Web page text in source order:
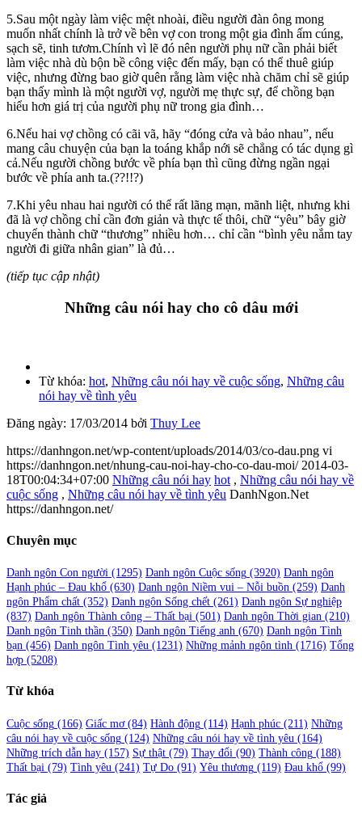
5.Sau một ngày làm việc mệt nhoài, điều người đàn ông mong
muốn nhất chính là trở về bên vợ con trong một gia đình ấm cúng,
sạch sẽ, tinh tươm.Chính vì lẽ đó nên người phụ nữ cần phải biết
làm việc nhà dù bộn bề công việc đến mấy, bạn có thể thuê giúp
việc, nhưng đừng bao giờ quên rằng làm việc nhà chăm chỉ sẽ giúp
bạn thấy mình là một người vợ, người mẹ thực sự, để chồng bạn
hiểu hơn giá trị của người phụ nữ trong gia đình…
6.Nếu hai vợ chồng có cãi vã, hãy “đóng cửa và bảo nhau”, nếu
mang câu chuyện của bạn la toáng khắp nới sẽ chẳng có tác dụng gì
cả.Nếu người chồng bước về phía bạn thì cũng đừng ngần ngại
bước về phía anh ta.(??!!?)
7.Khi yêu nhau hai người có thể rất lãng mạn, mãnh liệt, nhưng khi
đã là vợ chồng chỉ cần đơn giản và thực tế thôi, chữ “yêu” bây giờ
chuyển thành chữ “thương” nhiều hơn… chỉ cần “bình yêu nắm tay
người đi giữa nhân gian” là đủ…
(tiếp tục cập nhật)
Những câu nói hay cho cô dâu mới
Từ khóa: hot, Những câu nói hay về cuộc sống, Những câu
nói hay về tình yêu
Đăng ngày: 17/03/2014 bởi Thuy Lee
https://danhngon.net/wp-content/uploads/2014/03/co-dau.png vi
https://danhngon.net/nhung-cau-noi-hay-cho-co-dau-moi/ 2014-03-
18T00:04:34+07:00 Những câu nói hay hot , Những câu nói hay về
cuộc sống , Những câu nói hay về tình yêu DanhNgon.Net
https://danhngon.net/
Chuyên mục
Danh ngôn Con người (1295) Danh ngôn Cuộc sống (3920) Danh ngôn
Hạnh phúc – Đau khổ (630) Danh ngôn Niềm vui – Nỗi buồn (259) Danh
ngôn Phẩm chất (352) Danh ngôn Sống chết (261) Danh ngôn Sự nghiệp
(837) Danh ngôn Thành công – Thất bại (501) Danh ngôn Thời gian (210)
Danh ngôn Tinh thần (350) Danh ngôn Tiếng anh (670) Danh ngôn Tình
bạn (456) Danh ngôn Tình yêu (1231) Những mảnh ngôn tình (1716) Tổng
hợp (5208)
Từ khóa
Cuộc sống (166) Giấc mơ(84) Hành động (114) Hạnh phúc (211) Những
câu nói hay về cuộc sống (124) Những câu nói hay về tình yêu (164)
Những trích dẫn hay (157) Sự thật (79) Thay đổi (90) Thành công (188)
Thất bại (79) Tình yêu (241) Tự Do (91) Yêu thương (119) Đau khổ (99)
Tác giả